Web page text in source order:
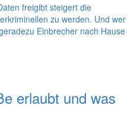
freigibt steigert die
zu werden. Und wer
Einbrecher nach Hause
erlaubt und was